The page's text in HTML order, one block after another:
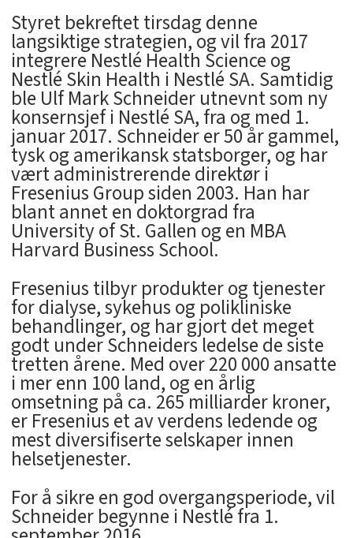
Styret bekreftet tirsdag denne
langsiktige strategien, og vil fra 2017
integrere Nestlé Health Science og
Nestlé Skin Health i Nestlé SA. Samtidig
ble Ulf Mark Schneider utnevnt som ny
konsernsjef i Nestlé SA, fra og med 1.
januar 2017. Schneider er 50 år gammel,
tysk og amerikansk statsborger, og har
vært administrerende direktør i
Fresenius Group siden 2003. Han har
blant annet en doktorgrad fra
University of St. Gallen og en MBA
Harvard Business School.
Fresenius tilbyr produkter og tjenester
for dialyse, sykehus og polikliniske
behandlinger, og har gjort det meget
godt under Schneiders ledelse de siste
tretten årene. Med over 220 000 ansatte
i mer enn 100 land, og en årlig
omsetning på ca. 265 milliarder kroner,
er Fresenius et av verdens ledende og
mest diversifiserte selskaper innen
helsetjenester.
For å sikre en god overgangsperiode, vil
Schneider begynne i Nestlé fra 1.